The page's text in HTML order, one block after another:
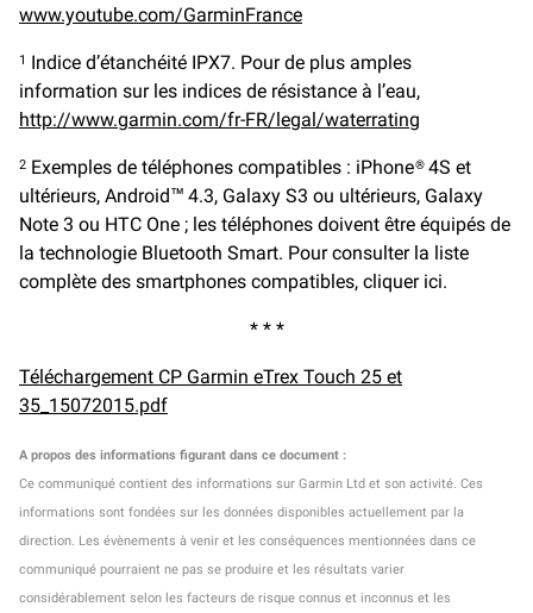
www.youtube.com/GarminFrance
1 Indice d’étanchéité IPX7. Pour de plus amples
information sur les indices de résistance à l’eau,
http://www.garmin.com/fr-FR/legal/waterrating
2 Exemples de téléphones compatibles : iPhone® 4S et
ultérieurs, Android™ 4.3, Galaxy S3 ou ultérieurs, Galaxy
Note 3 ou HTC One ; les téléphones doivent être équipés de
la technologie Bluetooth Smart. Pour consulter la liste
complète des smartphones compatibles, cliquer ici.
* * *
Téléchargement CP Garmin eTrex Touch 25 et
35_15072015.pdf
A propos des informations figurant dans ce document :
Ce communiqué contient des informations sur Garmin Ltd et son activité. Ces
informations sont fondées sur les données disponibles actuellement par la
direction. Les évènements à venir et les conséquences mentionnées dans ce
communiqué pourraient ne pas se produire et les résultats varier
considérablement selon les facteurs de risque connus et inconnus et les